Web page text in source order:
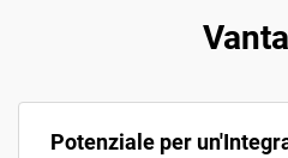
Potenziale per